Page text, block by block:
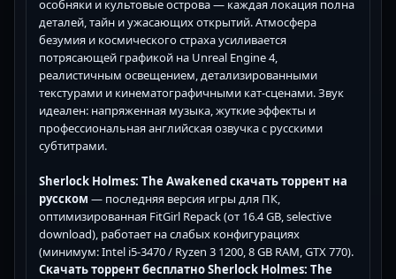
особняки и культовые острова — каждая локация полна
деталей, тайн и ужасающих открытий. Атмосфера
безумия и космического страха усиливается
потрясающей графикой на Unreal Engine 4,
реалистичным освещением, детализированными
текстурами и кинематографичными кат-сценами. Звук
идеален: напряженная музыка, жуткие эффекты и
профессиональная английская озвучка с русскими
субтитрами.
Sherlock Holmes: The Awakened скачать торрент на
русском — последняя версия игры для ПК,
оптимизированная FitGirl Repack (от 16.4 GB, selective
download), работает на слабых конфигурациях
(минимум: Intel i5-3470 / Ryzen 3 1200, 8 GB RAM, GTX 770).
Скачать торрент бесплатно Sherlock Holmes: The